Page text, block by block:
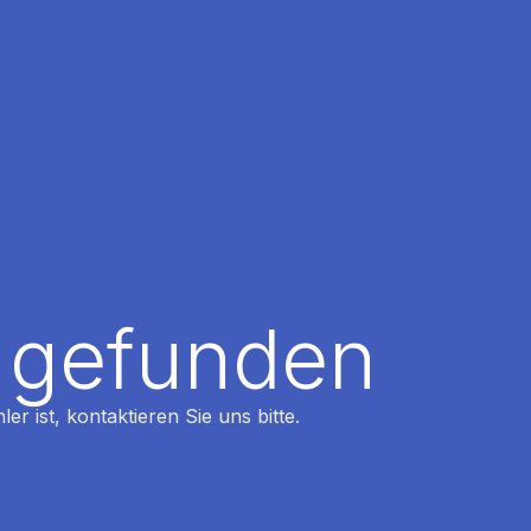
ist, kontaktieren Sie uns bitte.